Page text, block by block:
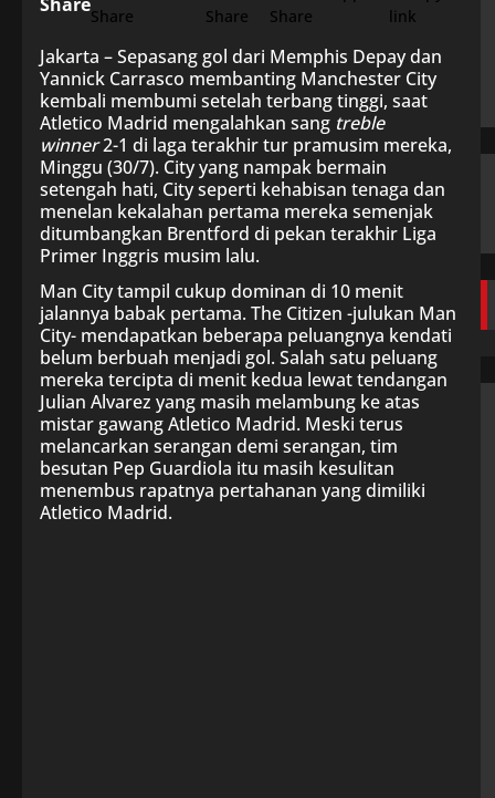
Jakarta – Sepasang gol dari Memphis Depay dan
Yannick Carrasco membanting Manchester City
kembali membumi setelah terbang tinggi, saat
Atletico Madrid mengalahkan sang treble
winner2-1 di laga terakhir tur pramusim mereka,
Minggu (30/7). City yang nampak bermain
setengah hati, City seperti kehabisan tenaga dan
menelan kekalahan pertama mereka semenjak
ditumbangkan Brentford di pekan terakhir Liga
Primer Inggris musim lalu.
Man City tampil cukup dominan di 10 menit
jalannya babak pertama. The Citizen -julukan Man
City- mendapatkan beberapa peluangnya kendati
belum berbuah menjadi gol. Salah satu peluang
mereka tercipta di menit kedua lewat tendangan
Julian Alvarez yang masih melambung ke atas
mistar gawang Atletico Madrid. Meski terus
melancarkan serangan demi serangan, tim
besutan Pep Guardiola itu masih kesulitan
menembus rapatnya pertahanan yang dimiliki
Atletico Madrid.